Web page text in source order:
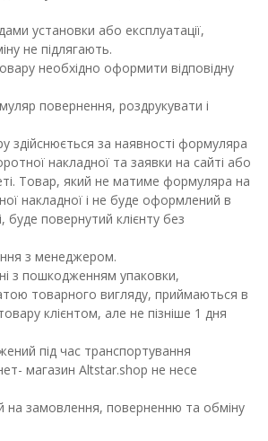
установки або експлуатації,
не підлягають.
необхідно оформити відповідну
повернення, роздрукувати і
здійснюється за наявності формуляра
накладної та заявки на сайті або
Товар, який не матиме формуляра на
накладної і не буде оформлений в
буде повернутий клієнту без
з менеджером.
з пошкодженням упаковки,
товарного вигляду, приймаються в
клієнтом, але не пізніше 1 дня
під час транспортування
магазин Altstar.shop не несе
на замовлення, поверненню та обміну